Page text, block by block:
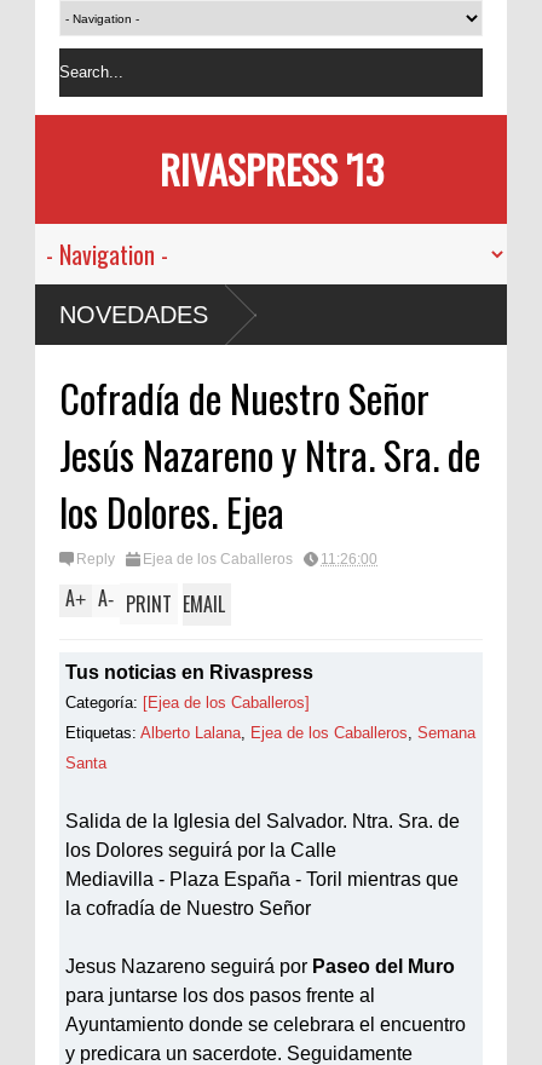
RIVASPRESS '13
NOVEDADES
Cofradía de Nuestro Señor
Jesús Nazareno y Ntra. Sra. de
los Dolores. Ejea
Reply Ejea de los Caballeros 11:26:00
A+ A- PRINT EMAIL
Tus noticias en Rivaspress
Categoría: [Ejea de los Caballeros]
Etiquetas: Alberto Lalana Ejea de los Caballeros Semana
Santa
Salida de la Iglesia del Salvador. Ntra. Sra. de
los Dolores seguirá por la Calle
Mediavilla - Plaza España - Toril mientras que
la cofradía de Nuestro Señor
Jesus Nazareno seguirá por Paseo del Muro
para juntarse los dos pasos frente al
Ayuntamiento donde se celebrara el encuentro
y predicara un sacerdote. Seguidamente